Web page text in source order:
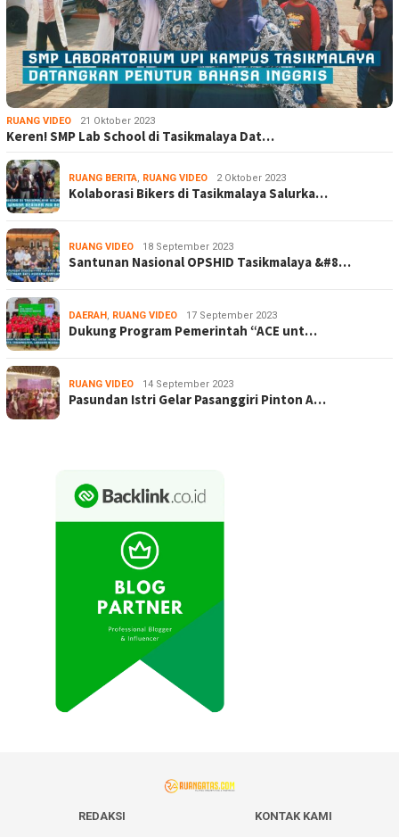
RUANG VIDEO 21 Oktober 2023
Keren! SMP Lab School di Tasikmalaya Dat…
RUANG BERITA, RUANG VIDEO 2 Oktober 2023
Kolaborasi Bikers di Tasikmalaya Salurka…
RUANG VIDEO 18 September 2023
Santunan Nasional OPSHID Tasikmalaya &#8…
DAERAH, RUANG VIDEO 17 September 2023
Dukung Program Pemerintah “ACE unt…
RUANG VIDEO 14 September 2023
Pasundan Istri Gelar Pasanggiri Pinton A…
REDAKSI
KONTAK KAMI